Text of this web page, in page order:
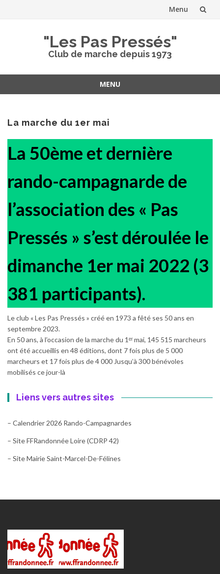
Menu
"Les Pas Pressés"
Club de marche depuis 1973
MENU
contenu
La marche du 1er mai
La 50ème et dernière
rando-campagnarde de
l’association des « Pas
Pressés » s’est déroulée le
dimanche 1er mai 2022 (3
381 participants).
Le club « Les Pas Pressés » créé en 1973 a fêté ses 50 ans en
septembre 2023.
En 50 ans, à l’occasion de la marche du 1ᵉʳ mai, 145 515 marcheurs
ont été accueillis en 48 éditions, dont 7 fois plus de 5 000
marcheurs et 17 fois plus de 4 000 Jusqu’à 300 bénévoles
mobilisés ce jour-là
Liens vers autres sites
– Calendrier 2026 Rando-Campagnardes
– Site FFRandonnée Loire (CDRP 42)
– Site Mairie Saint-Marcel-De-Félines